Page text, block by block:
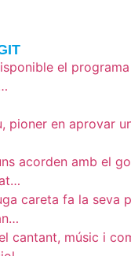
el
pioner en aprovar
acorden amb el
careta fa la seva
cantant, músic i